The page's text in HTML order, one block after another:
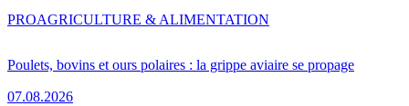
Poulets, bovins et ours polaires : la grippe aviaire se propage
07.08.2026
PROAGRICULTURE & ALIMENTATION